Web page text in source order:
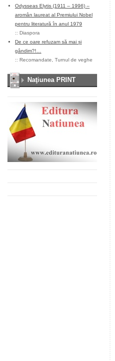
Odysseas Elytis (1911 – 1996) –
aromân laureat al Premiului Nobel
pentru literatură în anul 1979
:: Diaspora
De ce oare refuzam să mai și
gândim?!…
:: Recomandate Turnul de veghe
Naţiunea PRINT